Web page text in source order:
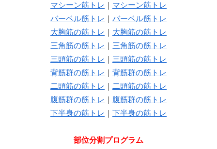
マシーン筋トレ
マシーン筋トレ
バーベル筋トレ
バーベル筋トレ
大胸筋の筋トレ
大胸筋の筋トレ
三角筋の筋トレ
三角筋の筋トレ
三頭筋の筋トレ
三頭筋の筋トレ
背筋群の筋トレ
背筋群の筋トレ
二頭筋の筋トレ
二頭筋の筋トレ
腹筋群の筋トレ
腹筋群の筋トレ
下半身の筋トレ
下半身の筋トレ
部位分割プログラム